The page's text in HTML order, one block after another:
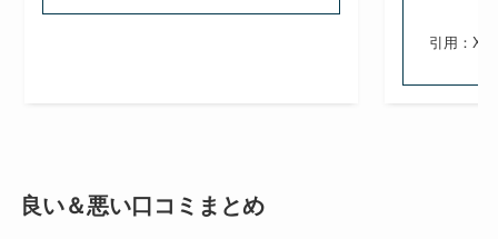
引用：X
良い＆悪い口コミまとめ